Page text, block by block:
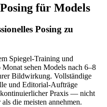
für Models
Posing zu
Spiegel-Training und
sehen Models nach 6–8
Bildwirkung. Vollständige
und Editorial-Aufträge
Praxis — nicht
die meisten annehmen.